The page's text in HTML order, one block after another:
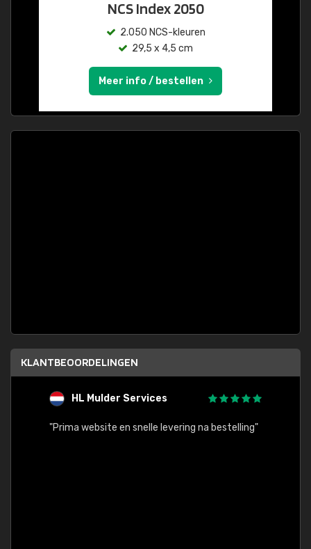
NCS Index 2050
2.050 NCS-kleuren
29,5 x 4,5 cm
Meer info / bestellen
KLANTBEOORDELINGEN
HL Mulder Services
"Prima website en snelle levering na bestelling"